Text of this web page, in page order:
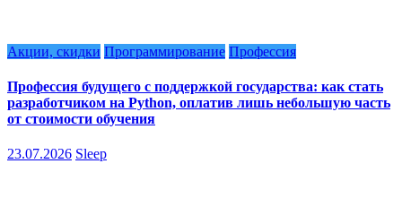
Акции, скидки Программирование Профессия
Профессия будущего с поддержкой государства: как стать
разработчиком на Python, оплатив лишь небольшую часть
от стоимости обучения
23.07.2026 Sleep